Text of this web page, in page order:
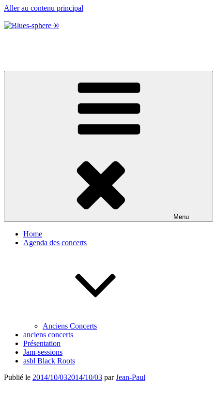
Aller au contenu principal
Menu
Home
Agenda des concerts
Anciens Concerts
anciens concerts
Présentation
Jam-sessions
asbl Black Roots
Publié le 2014/10/032014/10/03 parJean-Paul